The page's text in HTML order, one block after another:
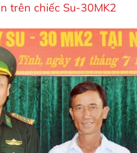
trên chiếc Su-30MK2